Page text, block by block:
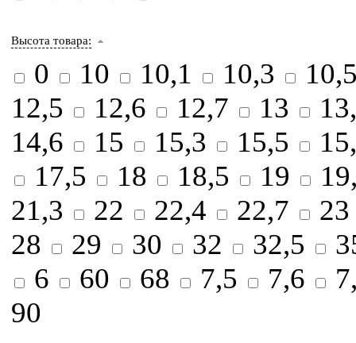
Высота товара:
0 10 10,1 10,3
12,5
12,6 12,7 13
14,6
15 15,3 15,5
17,5
18 18,5 19
21,3
22 22,4 22,7
23
28
29 30 32 32,5
6
60 68 7,5 7,6
90